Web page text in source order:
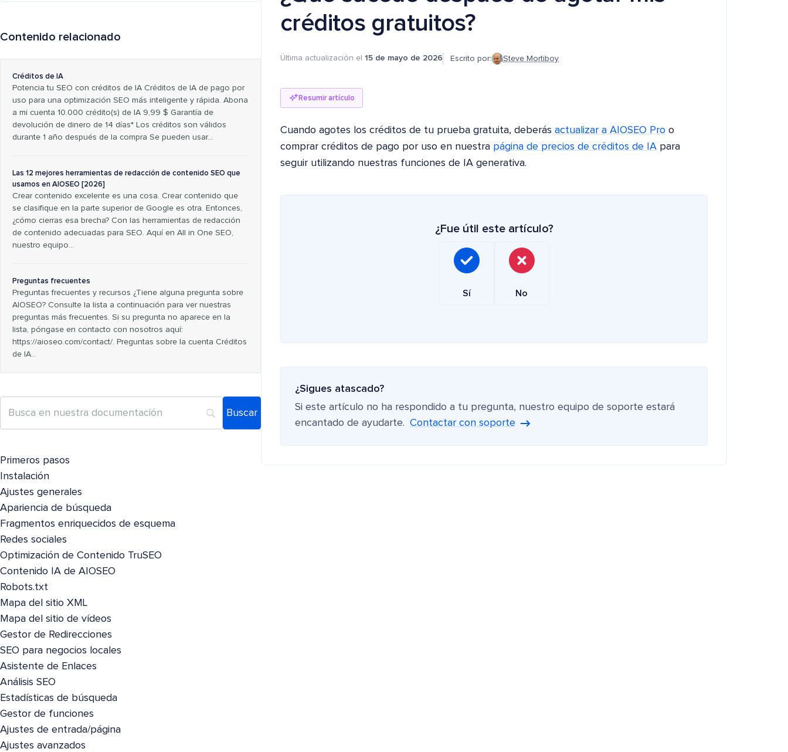
créditos gratuitos?
Última actualización el 15 de mayo de 2026 Escrito por: Steve Mortiboy
Resumir artículo
Cuando agotes los créditos de tu prueba gratuita, deberás actualizar a AIOSEO Pro o
comprar créditos de pago por uso en nuestra página de precios de créditos de IA para
seguir utilizando nuestras funciones de IA generativa.
¿Fue útil este artículo?
Sí No
¿Sigues atascado?
Si este artículo no ha respondido a tu pregunta, nuestro equipo de soporte estará
encantado de ayudarte. Contactar con soporte
Contenido relacionado
Créditos de IA
Potencia tu SEO con créditos de IA Créditos de IA de pago por
uso para una optimización SEO más inteligente y rápida. Abona
a mi cuenta 10.000 crédito(s) de IA 9,99 $ Garantía de
devolución de dinero de 14 días* Los créditos son válidos
durante 1 año después de la compra Se pueden usar...
Las 12 mejores herramientas de redacción de contenido SEO que
usamos en AIOSEO [2026]
Crear contenido excelente es una cosa. Crear contenido que
se clasifique en la parte superior de Google es otra. Entonces,
¿cómo cierras esa brecha? Con las herramientas de redacción
de contenido adecuadas para SEO. Aquí en All in One SEO,
nuestro equipo…
Preguntas frecuentes
Preguntas frecuentes y recursos ¿Tiene alguna pregunta sobre
AIOSEO? Consulte la lista a continuación para ver nuestras
preguntas más frecuentes. Si su pregunta no aparece en la
lista, póngase en contacto con nosotros aquí:
https://aioseo.com/contact/. Preguntas sobre la cuenta Créditos
de IA…
Primeros pasos
Instalación
Ajustes generales
Apariencia de búsqueda
Fragmentos enriquecidos de esquema
Redes sociales
Optimización de Contenido TruSEO
Contenido IA de AIOSEO
Robots.txt
Mapa del sitio XML
Mapa del sitio de vídeos
Gestor de Redirecciones
SEO para negocios locales
Asistente de Enlaces
Análisis SEO
Estadísticas de búsqueda
Gestor de funciones
Ajustes de entrada/página
Ajustes avanzados